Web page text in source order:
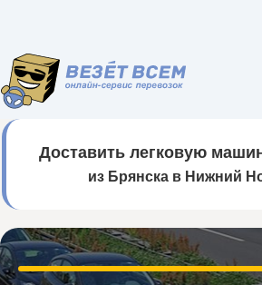
Доставить легковую
из Брянска в Нижний